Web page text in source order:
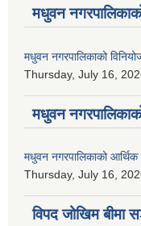
मधुवन
मधुवन नगरपालिकाको
Thursday, July 16,
मधुवन
मधुवन नगरपालिकाको
Thursday, July 16,
विपद जोखिम बीमा